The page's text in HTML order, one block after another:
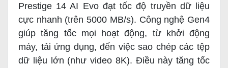
Prestige 14 AI Evo đạt tốc độ truyền dữ liệu
cực nhanh (trên 5000 MB/s). Công nghệ Gen4
giúp tăng tốc mọi hoạt động, từ khởi động
máy, tải ứng dụng, đến việc sao chép các tệp
dữ liệu lớn (như video 8K). Điều này tăng tốc